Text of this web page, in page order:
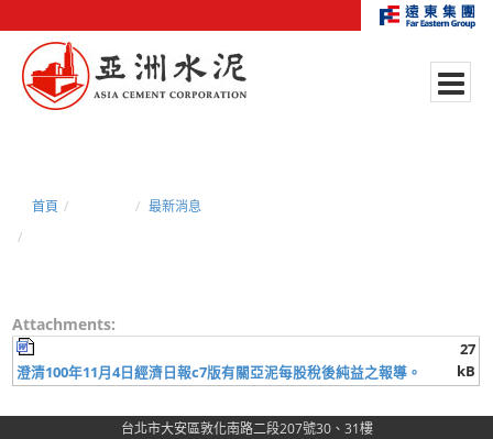
首頁
最新消息
Attachments:
澄清100年11月4日經濟日報c7版有關亞泥每股稅後純益之報導。
27
kB
台北市大安區敦化南路二段207號30、31樓